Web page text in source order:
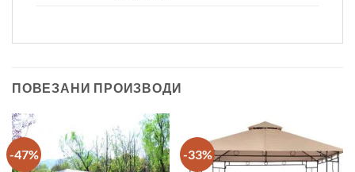
ПОВЕЗАНИ ПРОИЗВОДИ
-47% -33%